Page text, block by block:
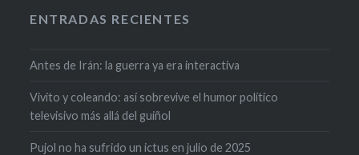
ENTRADAS RECIENTES
Antes de Irán: la guerra ya era interactiva
Vivito y coleando: así sobrevive el humor político
televisivo más allá del guiñol
Pujol no ha sufrido un ictus en julio de 2025